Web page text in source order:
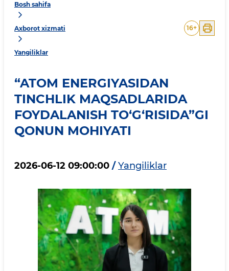
Bosh sahifa
Axborot xizmati
Yangiliklar
16+
“ATOM ENERGIYASIDAN
TINCHLIK MAQSADLARIDA
FOYDALANISH TO‘G‘RISIDA”GI
QONUN MOHIYATI
2026-06-12 09:00:00 / Yangiliklar